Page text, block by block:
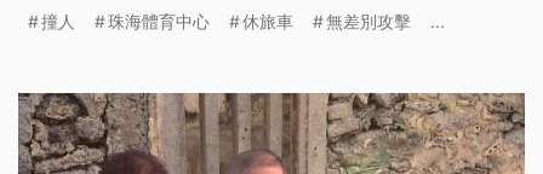
撞人 珠海體育中心 休旅車 無差別攻擊 ...